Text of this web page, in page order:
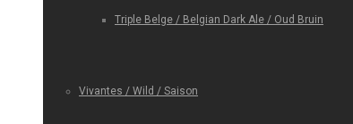
Triple Belge / Belgian Dark Ale / Oud Bruin
Vivantes / Wild / Saison